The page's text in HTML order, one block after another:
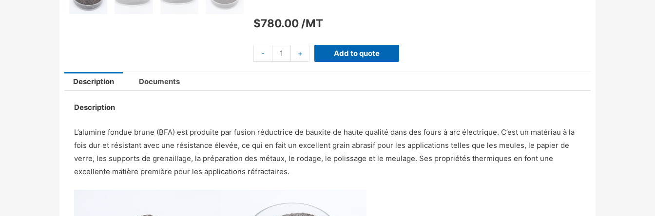
$780.00 /MT
- + Add to quote
Description Documents
Description
L’alumine fondue brune (BFA) est produite par fusion réductrice de bauxite de haute qualité dans des fours à arc électrique. C’est un matériau à la
fois dur et résistant avec une résistance élevée, ce qui en fait un excellent grain abrasif pour les applications telles que les meules, le papier de
verre, les supports de grenaillage, la préparation des métaux, le rodage, le polissage et le meulage. Ses propriétés thermiques en font une
excellente matière première pour les applications réfractaires.